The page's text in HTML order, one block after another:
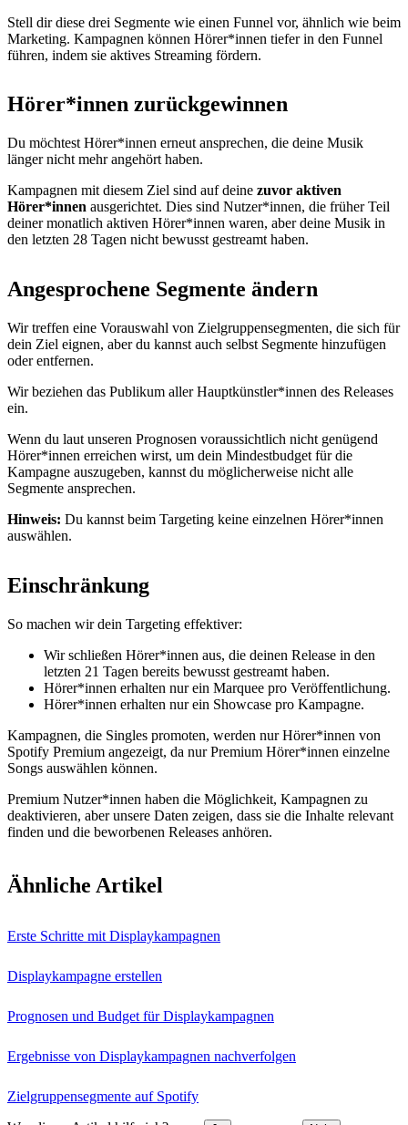
Stell dir diese drei Segmente wie einen Funnel vor, ähnlich wie beim
Marketing. Kampagnen können Hörer*innen tiefer in den Funnel
führen, indem sie aktives Streaming fördern.
Hörer*innen zurückgewinnen
Du möchtest Hörer*innen erneut ansprechen, die deine Musik
länger nicht mehr angehört haben.
Kampagnen mit diesem Ziel sind auf deine zuvor aktiven
Hörer*innen ausgerichtet. Dies sind Nutzer*innen, die früher Teil
deiner monatlich aktiven Hörer*innen waren, aber deine Musik in
den letzten 28 Tagen nicht bewusst gestreamt haben.
Angesprochene Segmente ändern
Wir treffen eine Vorauswahl von Zielgruppensegmenten, die sich für
dein Ziel eignen, aber du kannst auch selbst Segmente hinzufügen
oder entfernen.
Wir beziehen das Publikum aller Hauptkünstler*innen des Releases
ein.
Wenn du laut unseren Prognosen voraussichtlich nicht genügend
Hörer*innen erreichen wirst, um dein Mindestbudget für die
Kampagne auszugeben, kannst du möglicherweise nicht alle
Segmente ansprechen.
Hinweis: Du kannst beim Targeting keine einzelnen Hörer*innen
auswählen.
Einschränkung
So machen wir dein Targeting effektiver:
Wir schließen Hörer*innen aus, die deinen Release in den
letzten 21 Tagen bereits bewusst gestreamt haben.
Hörer*innen erhalten nur ein Marquee pro Veröffentlichung.
Hörer*innen erhalten nur ein Showcase pro Kampagne.
Kampagnen, die Singles promoten, werden nur Hörer*innen von
Spotify Premium angezeigt, da nur Premium Hörer*innen einzelne
Songs auswählen können.
Premium Nutzer*innen haben die Möglichkeit, Kampagnen zu
deaktivieren, aber unsere Daten zeigen, dass sie die Inhalte relevant
finden und die beworbenen Releases anhören.
Ähnliche Artikel
Erste Schritte mit Displaykampagnen
Displaykampagne erstellen
Prognosen und Budget für Displaykampagnen
Ergebnisse von Displaykampagnen nachverfolgen
Zielgruppensegmente auf Spotify